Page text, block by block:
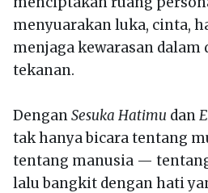
menyuarakan luka, cinta,
menjaga kewarasan dalam
tekanan.
DenganSesuka Hatimu dan
tak hanya bicara tentang
tentang manusia —
lalu bangkit dengan hati